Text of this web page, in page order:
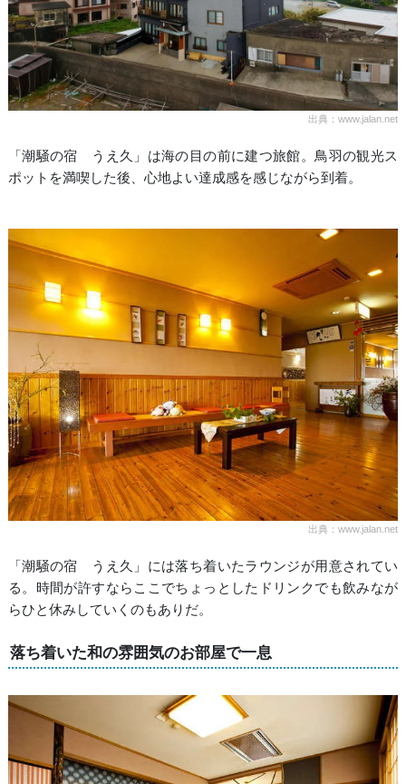
出典：www.jalan.net
「潮騒の宿 うえ久」は海の目の前に建つ旅館。鳥羽の観光ス
ポットを満喫した後、心地よい達成感を感じながら到着。
出典：www.jalan.net
「潮騒の宿 うえ久」には落ち着いたラウンジが用意されてい
る。時間が許すならここでちょっとしたドリンクでも飲みなが
らひと休みしていくのもありだ。
落ち着いた和の雰囲気のお部屋で一息